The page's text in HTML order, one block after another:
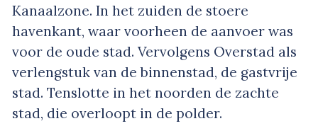
Kanaalzone. In het zuiden de stoere
havenkant, waar voorheen de aanvoer was
voor de oude stad. Vervolgens Overstad als
verlengstuk van de binnenstad, de gastvrije
stad. Tenslotte in het noorden de zachte
stad, die overloopt in de polder.